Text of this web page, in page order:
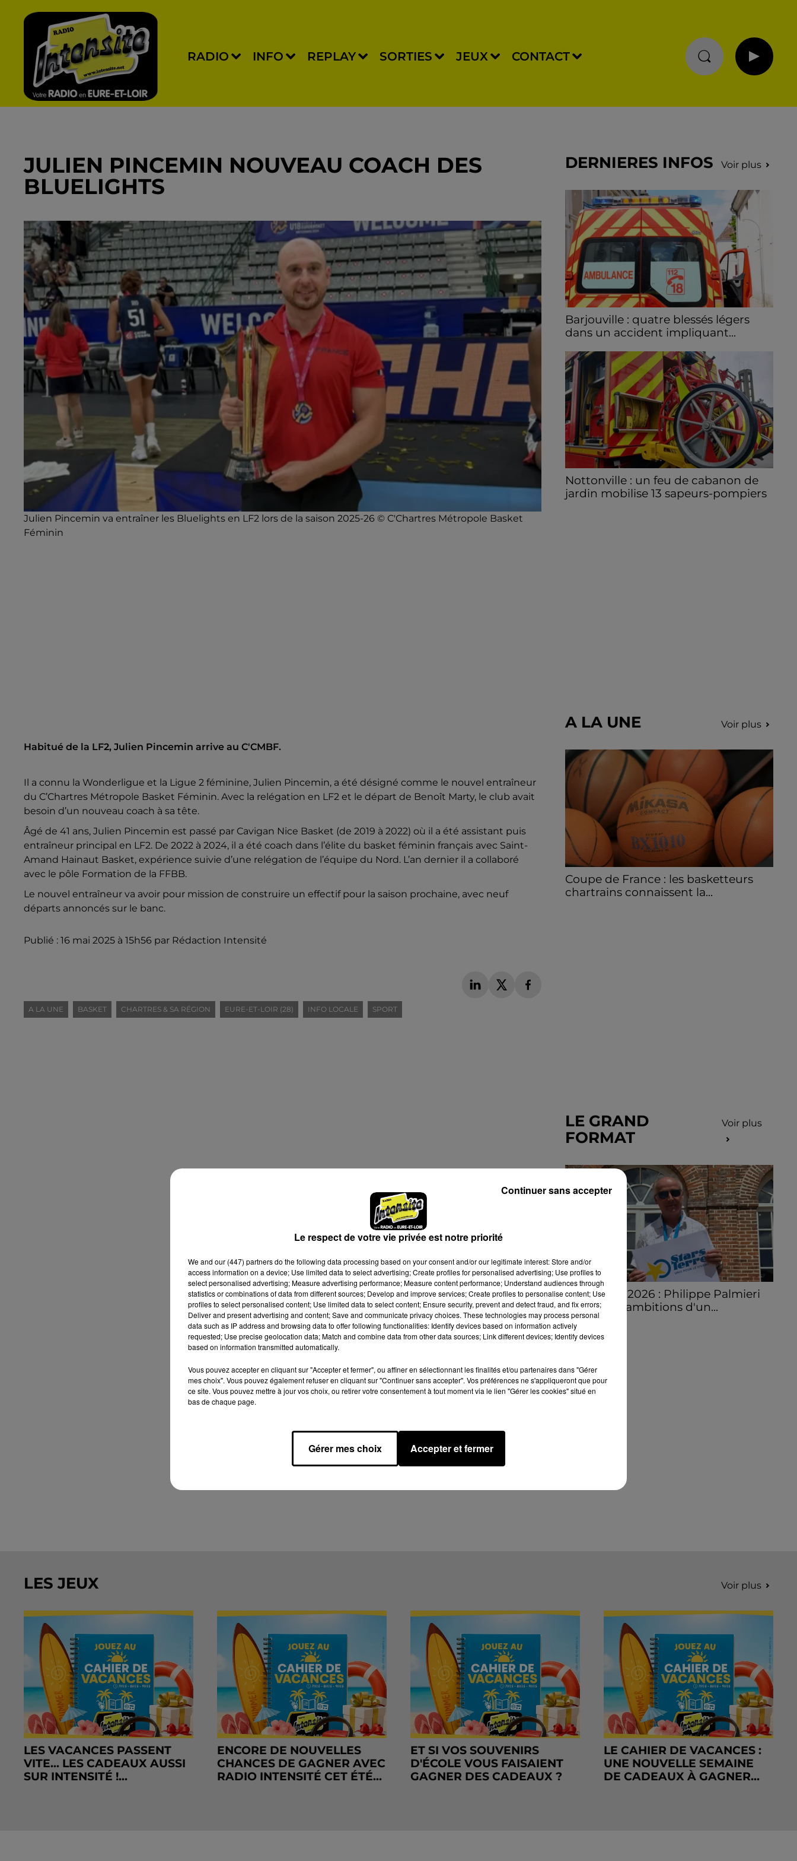
RADIO INFO REPLAY SORTIES JEUX CONTACT
JULIEN PINCEMIN NOUVEAU COACH DES
BLUELIGHTS
Julien Pincemin va entraîner les Bluelights en LF2 lors de la saison 2025-26 © C'Chartres Métropole Basket
Féminin
Habitué de la LF2, Julien Pincemin arrive au C'CMBF.
Il a connu la Wonderligue et la Ligue 2 féminine, Julien Pincemin, a été désigné comme le nouvel entraîneur
du C’Chartres Métropole Basket Féminin. Avec la relégation en LF2 et le départ de Benoît Marty, le club avait
besoin d’un nouveau coach à sa tête.
Âgé de 41 ans, Julien Pincemin est passé par Cavigan Nice Basket (de 2019 à 2022) où il a été assistant puis
entraîneur principal en LF2. De 2022 à 2024, il a été coach dans l’élite du basket féminin français avec Saint-
Amand Hainaut Basket, expérience suivie d’une relégation de l’équipe du Nord. L’an dernier il a collaboré
avec le pôle Formation de la FFBB.
Le nouvel entraîneur va avoir pour mission de construire un effectif pour la saison prochaine, avec neuf
départs annoncés sur le banc.
Publié : 16 mai 2025 à 15h56 par Rédaction Intensité
A LA UNE BASKET CHARTRES & SA RÉGION EURE-ET-LOIR (28) INFO LOCALE SPORT
DERNIERES INFOS Voir plus
Barjouville : quatre blessés légers
dans un accident impliquant...
samedi après-midi sur la D910 à hauteur de
Barjouville à la suite d'une collision entre
trois véhicules. Quatre...
Nottonville : un feu de cabanon de
jardin mobilise 13 sapeurs-pompiers
A LA UNE Voir plus
Coupe de France : les basketteurs
chartrains connaissent la...
LE GRAND
FORMAT
Voir plus
Stars'Terre 2026 : Philippe Palmieri
dévoile les ambitions d'un...
À quelques semaines de la première
édition de Stars'Terre, organisée du 18 au 20
LES JEUX Voir plus
LES VACANCES PASSENT
VITE... LES CADEAUX AUSSI
SUR INTENSITÉ !...
ENCORE DE NOUVELLES
CHANCES DE GAGNER AVEC
RADIO INTENSITÉ CET ÉTÉ...
ET SI VOS SOUVENIRS
D'ÉCOLE VOUS FAISAIENT
GAGNER DES CADEAUX ?
LE CAHIER DE VACANCES :
UNE NOUVELLE SEMAINE
DE CADEAUX À GAGNER...
Le respect de votre vie privée est notre priorité
We and our (447) partnersdo the following data processing based on your consent and/or our legitimate interest: Store and/or
access information on a device; Use limited data to select advertising; Create profiles for personalised advertising; Use profiles to
select personalised advertising; Measure advertising performance; Measure content performance; Understand audiences through
statistics or combinations of data from different sources; Develop and improve services; Create profiles to personalise content; Use
profiles to select personalised content; Use limited data to select content; Ensure security, prevent and detect fraud, and fix errors;
Deliver and present advertising and content; Save and communicate privacy choices. These technologies may process personal
data such as IP address and browsing data to offer following functionalities: Identify devices based on information actively
requested; Use precise geolocation data; Match and combine data from other data sources; Link different devices; Identify devices
based on information transmitted automatically.
Vous pouvez accepter en cliquant sur "Accepter et fermer", ou affiner en sélectionnant les finalités et/ou partenaires dans "Gérer
mes choix". Vous pouvez également refuser en cliquant sur "Continuer sans accepter". Vos préférences ne s'appliqueront que pour
ce site. Vous pouvez mettre à jour vos choix, ou retirer votre consentement à tout moment via le lien "Gérer les cookies" situé en
bas de chaque page.
Gérer mes choix Accepter et fermer
Continuer sans accepter